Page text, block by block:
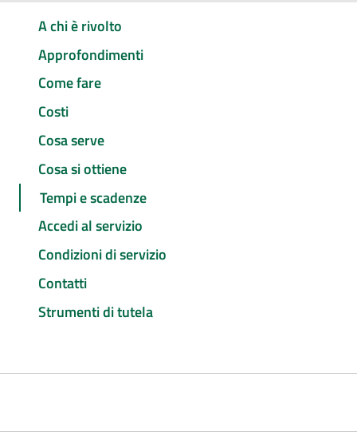
A chi è rivolto
Approfondimenti
Come fare
Costi
Cosa serve
Cosa si ottiene
Tempi e scadenze
Accedi al servizio
Condizioni di servizio
Contatti
Strumenti di tutela